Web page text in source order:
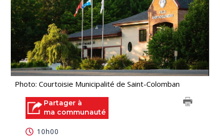
Photo: Courtoisie Municipalité de Saint-Colomban
Partager à
ma communauté
10h00